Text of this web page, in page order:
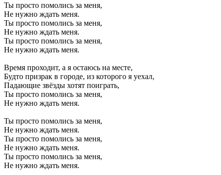
Ты просто помолись за меня,
Не нужно ждать меня.
Ты просто помолись за меня,
Не нужно ждать меня.
Ты просто помолись за меня,
Не нужно ждать меня.
Время проходит, а я остаюсь на месте,
Будто призрак в городе, из которого я уехал,
Падающие звёзды хотят поиграть,
Ты просто помолись за меня,
Не нужно ждать меня.
Ты просто помолись за меня,
Не нужно ждать меня.
Ты просто помолись за меня,
Не нужно ждать меня.
Ты просто помолись за меня,
Не нужно ждать меня.